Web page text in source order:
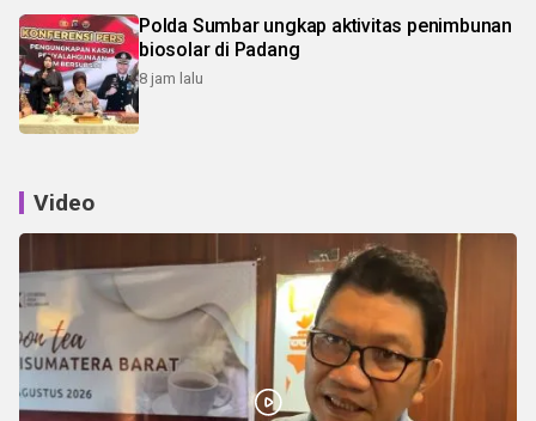
Polda Sumbar ungkap aktivitas penimbunan
biosolar di Padang
8 jam lalu
Video